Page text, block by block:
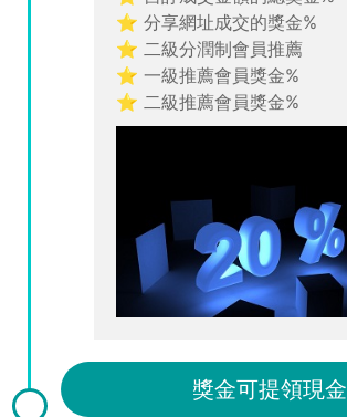
⭐ 分享網址成交的獎金%
⭐ 二級分潤制會員推薦
⭐ 一級推薦會員獎金%
⭐ 二級推薦會員獎金%
獎金可提領現金